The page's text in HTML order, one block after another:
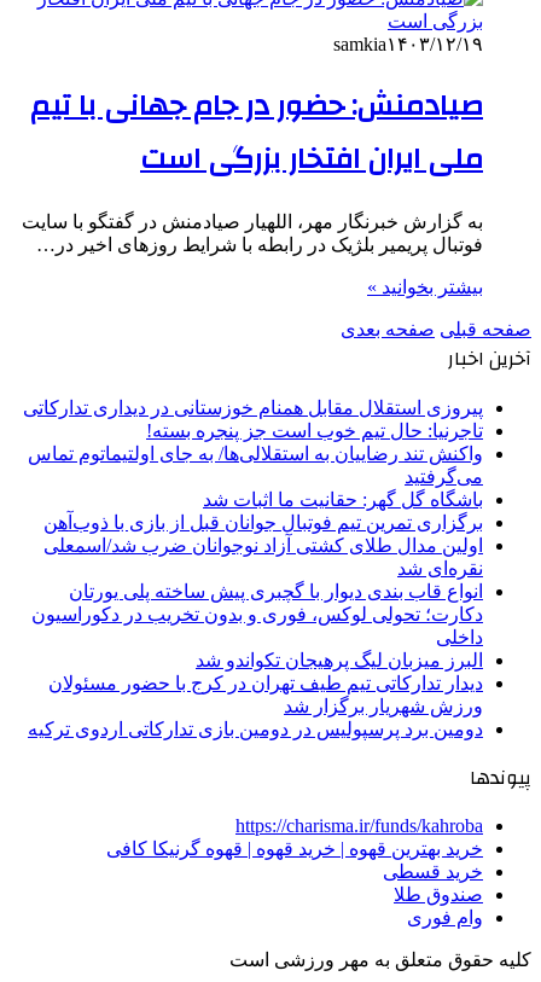
samkia۱۴۰۳/۱۲/۱۹
صیادمنش: حضور در جام جهانی با تیم
ملی ایران افتخار بزرگی است
به گزارش خبرنگار مهر، اللهیار صیادمنش در گفتگو با سایت
فوتبال پریمیر بلژیک در رابطه با شرایط روزهای اخیر در…
بیشتر بخوانید »
صفحه قبلی صفحه بعدی
آخرین اخبار
پیروزی استقلال مقابل همنام خوزستانی در دیداری تدارکاتی
تاجرنیا: حال تیم خوب است جز پنجره بسته!
واکنش تند رضاییان به استقلالی‌ها/ به جای اولتیماتوم تماس
می‌گرفتید
باشگاه گل گهر: حقانیت ما اثبات شد
برگزاری تمرین تیم فوتبال جوانان قبل از بازی با ذوب‌آهن
اولین مدال طلای کشتی آزاد نوجوانان ضرب شد/اسمعلی
نقره‌ای شد
انواع قاب بندی دیوار با گچبری پیش ساخته پلی یورتان
دکارت؛ تحولی لوکس، فوری و بدون تخریب در دکوراسیون
داخلی
البرز میزبان لیگ پرهیجان تکواندو شد
دیدار تدارکاتی تیم طیف تهران در کرج با حضور مسئولان
ورزش شهریار برگزار شد
دومین برد پرسپولیس در دومین بازی تدارکاتی اردوی ترکیه
پیوندها
https://charisma.ir/funds/kahroba
خرید بهترین قهوه | خرید قهوه | قهوه گرنیکا کافی
خرید قسطی
صندوق طلا
وام فوری
کلیه حقوق متعلق به مهر ورزشی است